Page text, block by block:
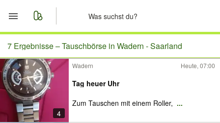
Start
Merkliste
Nachrichten
Anzeige aufgeben
7 Ergebnisse –Tauschbörse in Wadern - Saarland
4
Wadern Heute, 07:00
Tag heuer Uhr
Zum Tauschen mit einem Roller, ...